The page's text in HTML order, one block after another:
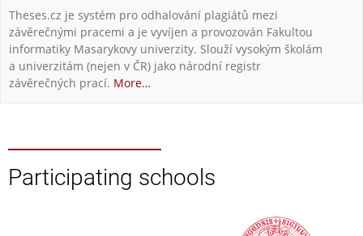
Theses.cz je systém pro odhalování plagiátů mezi
závěrečnými pracemi a je vyvíjen a provozován Fakultou
informatiky Masarykovy univerzity. Slouží vysokým školám
a univerzitám (nejen v ČR) jako národní registr
závěrečných prací. More…
Participating schools